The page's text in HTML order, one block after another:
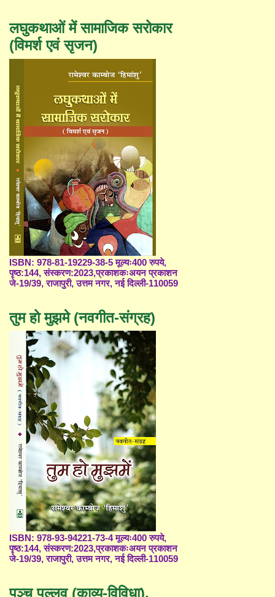
लघुकथाओं में सामाजिक सरोकार
(विमर्श एवं सृजन)
ISBN: 978-81-19229-38-5 मूल्यः400 रुपये,
पृष्ठ:144, संस्करण:2023,प्रकाशकःअयन प्रकाशन
जे-19/39, राजापुरी, उत्तम नगर, नई दिल्ली-110059
तुम हो मुझमे (नवगीत-संग्रह)
ISBN: 978-93-94221-73-4 मूल्यः400 रुपये,
पृष्ठ:144, संस्करण:2023,प्रकाशकःअयन प्रकाशन
जे-19/39, राजापुरी, उत्तम नगर, नई दिल्ली-110059
पञ्च पल्लव (काव्य-विविधा),